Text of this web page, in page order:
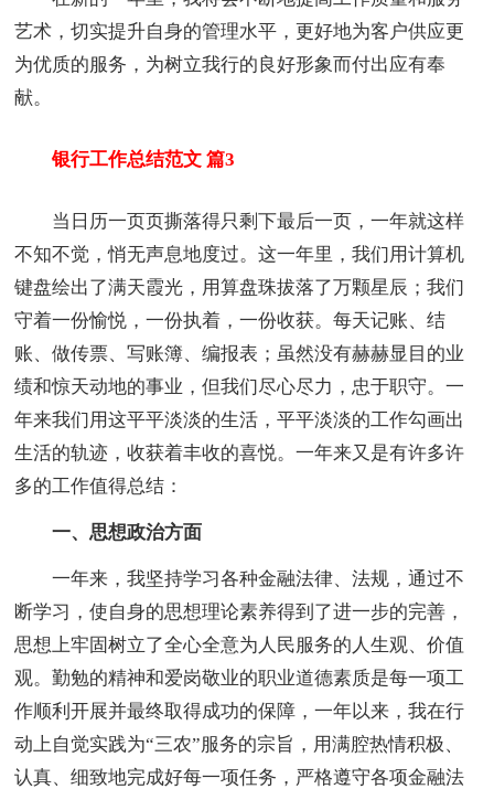
艺术，切实提升自身的管理水平，更好地为客户供应更
为优质的服务，为树立我行的良好形象而付出应有奉
献。
银行工作总结范文 篇3
当日历一页页撕落得只剩下最后一页，一年就这样
不知不觉，悄无声息地度过。这一年里，我们用计算机
键盘绘出了满天霞光，用算盘珠拔落了万颗星辰；我们
守着一份愉悦，一份执着，一份收获。每天记账、结
账、做传票、写账簿、编报表；虽然没有赫赫显目的业
绩和惊天动地的事业，但我们尽心尽力，忠于职守。一
年来我们用这平平淡淡的生活，平平淡淡的工作勾画出
生活的轨迹，收获着丰收的喜悦。一年来又是有许多许
多的工作值得总结：
一、思想政治方面
一年来，我坚持学习各种金融法律、法规，通过不
断学习，使自身的思想理论素养得到了进一步的完善，
思想上牢固树立了全心全意为人民服务的人生观、价值
观。勤勉的精神和爱岗敬业的职业道德素质是每一项工
作顺利开展并最终取得成功的保障，一年以来，我在行
动上自觉实践为“三农”服务的宗旨，用满腔热情积极、
认真、细致地完成好每一项任务，严格遵守各项金融法